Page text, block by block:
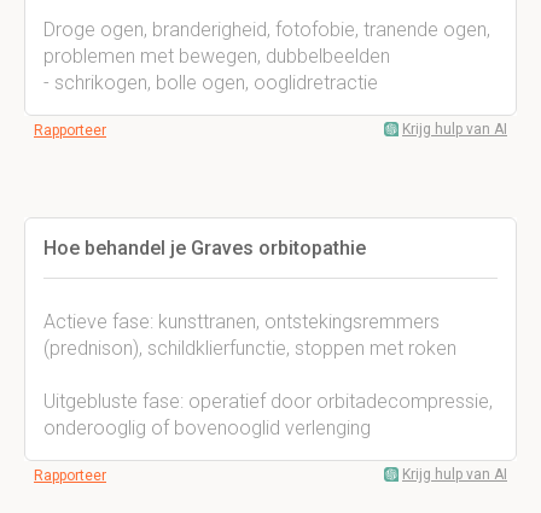
Droge ogen, branderigheid, fotofobie, tranende ogen,
problemen met bewegen, dubbelbeelden
- schrikogen, bolle ogen, ooglidretractie
Rapporteer Krijg hulp van AI
Hoe behandel je Graves orbitopathie
Actieve fase: kunsttranen, ontstekingsremmers
(prednison), schildklierfunctie, stoppen met roken
Uitgebluste fase: operatief door orbitadecompressie,
onderooglig of bovenooglid verlenging
Rapporteer Krijg hulp van AI